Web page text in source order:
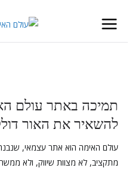
תמיכה באתר עולם
להשאיר את האור
עולם האימה הוא אתר עצמאי,
מתקציב, לא מצוות שיווק, ולא